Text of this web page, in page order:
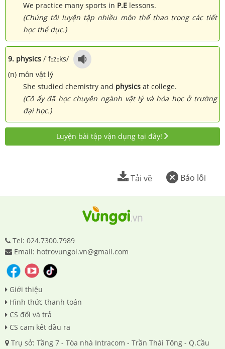
We practice many sports in P.E lessons.
(Chúng tôi luyện tập nhiều môn thể thao trong các tiết
học thể dục.)
9. physics /ˈfɪzɪks/
(n) môn vật lý
She studied chemistry and physics at college.
(Cô ấy đã học chuyên ngành vật lý và hóa học ở trường
đại học.)
Luyện bài tập vận dụng tại đây!
Báo lỗi
Tải về
Tel: 024.7300.7989
Email: hotrovungoi.vn@gmail.com
Giới thiệu
Hình thức thanh toán
CS đổi và trả
CS cam kết đầu ra
Trụ sở: Tầng 7 - Tòa nhà Intracom - Trần Thái Tông - Q.Cầu